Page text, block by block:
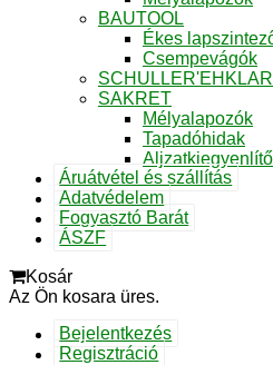
BAUTOOL
Ékes
Csempevágók
SCHULLER'EHKLAR
SAKRET
Mélyalapozók
Tapadóhidak
Áruátvétel és szállítás
Adatvédelem
Fogyasztó Barát
ÁSZF
Kosár
Az Ön kosara üres.
Bejelentkezés
Regisztráció